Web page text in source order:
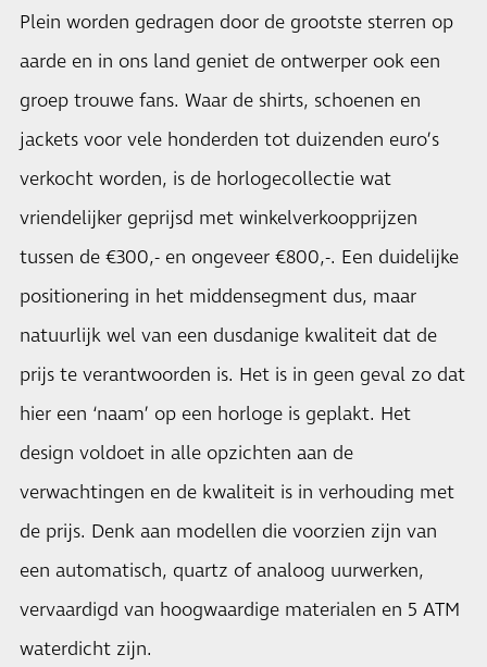
Plein worden gedragen door de grootste sterren op
aarde en in ons land geniet de ontwerper ook een
groep trouwe fans. Waar de shirts, schoenen en
jackets voor vele honderden tot duizenden euro’s
verkocht worden, is de horlogecollectie wat
vriendelijker geprijsd met winkelverkoopprijzen
tussen de €300,- en ongeveer €800,-. Een duidelijke
positionering in het middensegment dus, maar
natuurlijk wel van een dusdanige kwaliteit dat de
prijs te verantwoorden is. Het is in geen geval zo dat
hier een ‘naam’ op een horloge is geplakt. Het
design voldoet in alle opzichten aan de
verwachtingen en de kwaliteit is in verhouding met
de prijs. Denk aan modellen die voorzien zijn van
een automatisch, quartz of analoog uurwerken,
vervaardigd van hoogwaardige materialen en 5 ATM
waterdicht zijn.